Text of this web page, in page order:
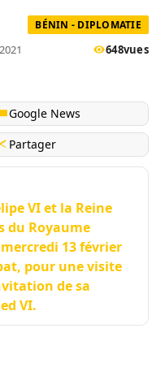
BÉNIN - DIPLOMATIE
648vues
Google News
Partager
VI et la Reine
du Royaume
13 février
pour une visite
de sa
VI.